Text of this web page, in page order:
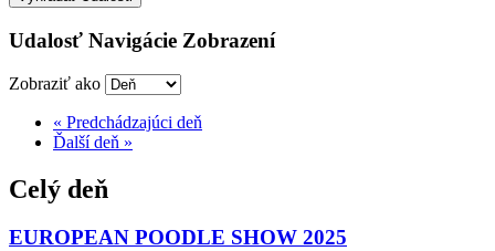
Udalosť Navigácie Zobrazení
Zobraziť ako
« Predchádzajúci deň
Ďalší deň »
Celý deň
EUROPEAN POODLE SHOW 2025